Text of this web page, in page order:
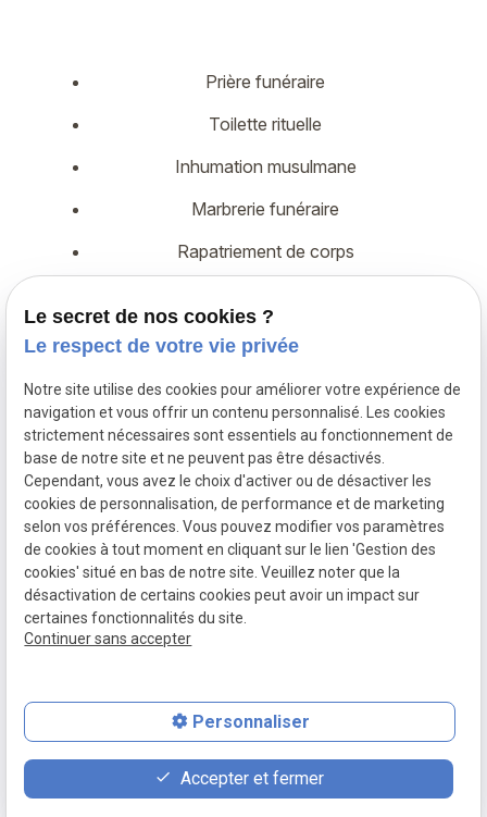
Prière funéraire
Toilette rituelle
Inhumation musulmane
Marbrerie funéraire
Rapatriement de corps
Assurance décès
Mentions légales
Politique de
confidentialité
Gestion
des
cookies
Plan du
site
Siret :
82424645800015
feed contact_page phone
Le secret de nos cookies ?
Le respect de votre vie privée
Notre site utilise des cookies pour améliorer votre expérience de
navigation et vous offrir un contenu personnalisé. Les cookies
strictement nécessaires sont essentiels au fonctionnement de
base de notre site et ne peuvent pas être désactivés.
Cependant, vous avez le choix d'activer ou de désactiver les
cookies de personnalisation, de performance et de marketing
selon vos préférences. Vous pouvez modifier vos paramètres
de cookies à tout moment en cliquant sur le lien 'Gestion des
cookies' situé en bas de notre site. Veuillez noter que la
désactivation de certains cookies peut avoir un impact sur
certaines fonctionnalités du site.
Continuer sans accepter
Personnaliser
Accepter et fermer